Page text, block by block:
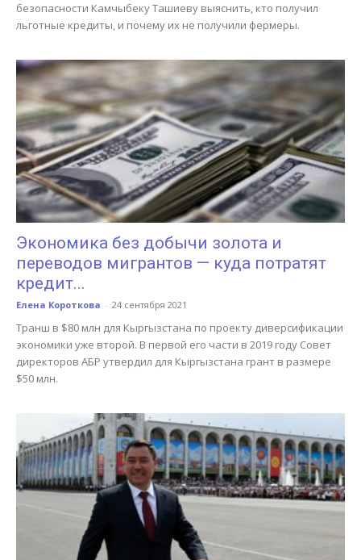
безопасности Камчыбеку Ташиеву выяснить, кто получил
льготные кредиты, и почему их не получили фермеры.
Экономика без добычи золота и
переводов мигрантов — куда потратят
кредит...
Елена Короткова - 24 сентября 2021
Транш в $80 млн для Кыргызстана по проекту диверсификации
экономики уже второй. В первой его части в 2019 году Совет
директоров АБР утвердил для Кыргызстана грант в размере
$50 млн.